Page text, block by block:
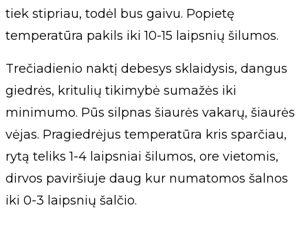
tiek stipriau, todėl bus gaivu. Popietę
temperatūra pakils iki 10-15 laipsnių šilumos.
Trečiadienio naktį debesys sklaidysis, dangus
giedrės, kritulių tikimybė sumažės iki
minimumo. Pūs silpnas šiaurės vakarų, šiaurės
vėjas. Pragiedrėjus temperatūra kris sparčiau,
rytą teliks 1-4 laipsniai šilumos, ore vietomis,
dirvos paviršiuje daug kur numatomos šalnos
iki 0-3 laipsnių šalčio.